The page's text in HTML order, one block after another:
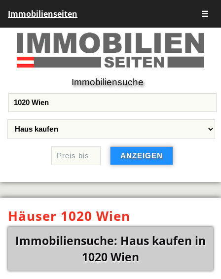
Immobilienseiten ☰
Immobiliensuche
Häuser 1020 Wien
Immobiliensuche: Haus kaufen in
1020 Wien